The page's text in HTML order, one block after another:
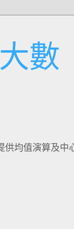
數
供均值演算及中